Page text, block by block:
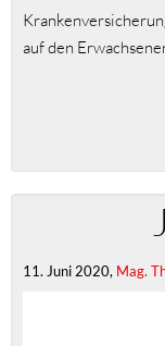
auf den
11. Juni 2020, Mag.